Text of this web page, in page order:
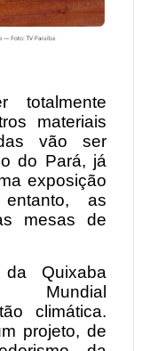
totalmente
materiais
vão ser
do Pará, já
exposição
as
mesas de
Quixaba
Mundial
climática.
projeto, de